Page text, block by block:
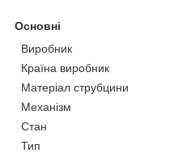
Основні
Виробник
Країна виробник
Матеріал струбцини
Механізм
Стан
Тип